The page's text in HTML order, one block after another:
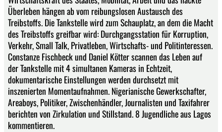
Überleben hängen ab vom reibungslosen Austausch des
Treibstoffs. Die Tankstelle wird zum Schauplatz, an dem die Macht
des Treibstoffs greifbar wird: Durchgangsstation für Korruption,
Verkehr, Small Talk, Privatleben, Wirtschafts- und Politinteressen.
Constanze Fischbeck und Daniel Kötter scannen das Leben auf
der Tankstelle mit 4 simultanen Kameras in Echtzeit,
dokumentarische Einstellungen werden durchsetzt mit
inszenierten Momentaufnahmen. Nigerianische Gewerkschafter,
Areaboys, Politiker, Zwischenhändler, Journalisten und Taxifahrer
berichten von Zirkulation und Stillstand. 8 Jugendliche aus Lagos
kommentieren.